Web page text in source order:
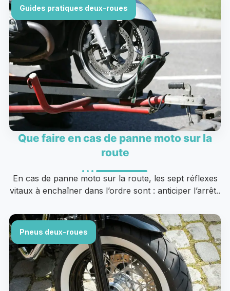
Guides pratiques deux-roues
Que faire en cas de panne moto sur la
route
En cas de panne moto sur la route, les sept réflexes
vitaux à enchaîner dans l’ordre sont : anticiper l’arrêt..
Pneus deux-roues